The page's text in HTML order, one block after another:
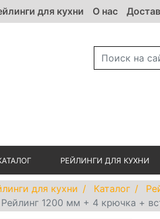
для кухни О нас
РЕЙЛИНГИ ДЛЯ КУХНИ
для кухни Каталог
Рейлинг 1200 мм + 4 крючка +